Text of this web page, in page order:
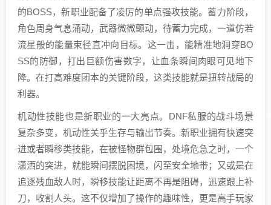
的BOSS，新职业配备了凌厉的单点强攻技能。蓄力阶段，
角色周身气息涌动，武器微微颤动，待蓄力完成，一道仿若
流星般的能量束径直冲向目标。这一击，能精准地洞穿BO
SS的防御，打出巨额伤害数字，让血条瞬间肉眼可见地下
降。在打高难度团本的关键阶段，这类技能就是扭转战局的
利器。
机动性技能也是新职业的一大亮点。DNF私服的战斗场景
复杂多变，机动性关乎生存与输出节奏。新职业拥有快速突
进或者瞬移类技能，在被怪物群包围，处境危急之时，一个
潇洒的突进，就能瞬间摆脱困境，闪至安全地带；又或是在
追逐残血敌人时，瞬移技能让距离不再是阻碍，迅速跟上补
刀，收割人头。这不仅增加了操作的趣味性，更是高手玩家